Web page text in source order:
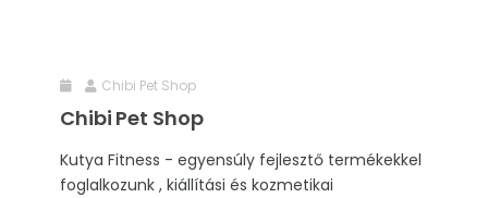
Chibi Pet Shop
Chibi Pet Shop
Kutya Fitness - egyensúly fejlesztő termékekkel
foglalkozunk , kiállítási és kozmetikai